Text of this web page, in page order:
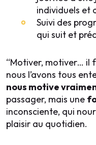
individuels et
Suivi des
qui suit et
“Motiver, motiver… il
nous l’avons tous
nous motive
passager, mais une
inconsciente, qui
plaisir au quotidien.